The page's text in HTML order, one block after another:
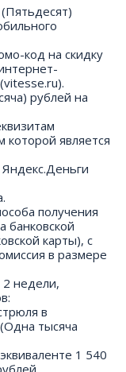
код на скидку
рублей на
которой является
получения
банковской
карты), с
в размере
недели,
в
тысяча
1 540